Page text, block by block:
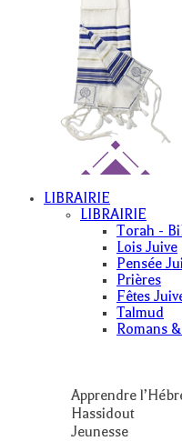
LIBRAIRIE
LIBRAIRIE
Torah -
Lois Juive
Pensée
Prières
Fêtes
Talmud
Romans
Apprendre
Hassidout
Jeunesse